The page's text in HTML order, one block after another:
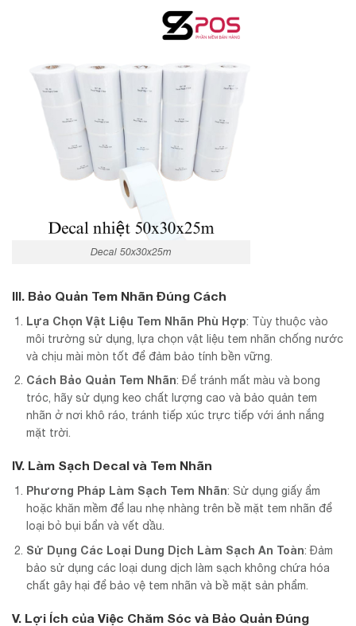
Decal 50x30x25m
III. Bảo Quản Tem Nhãn Đúng Cách
Lựa Chọn Vật Liệu Tem Nhãn Phù Hợp: Tùy thuộc vào
môi trường sử dụng, lựa chọn vật liệu tem nhãn chống nước
và chịu mài mòn tốt để đảm bảo tính bền vững.
Cách Bảo Quản Tem Nhãn: Để tránh mất màu và bong
tróc, hãy sử dụng keo chất lượng cao và bảo quản tem
nhãn ở nơi khô ráo, tránh tiếp xúc trực tiếp với ánh nắng
mặt trời.
IV. Làm Sạch Decal và Tem Nhãn
Phương Pháp Làm Sạch Tem Nhãn: Sử dụng giấy ẩm
hoặc khăn mềm để lau nhẹ nhàng trên bề mặt tem nhãn để
loại bỏ bụi bẩn và vết dầu.
Sử Dụng Các Loại Dung Dịch Làm Sạch An Toàn: Đảm
bảo sử dụng các loại dung dịch làm sạch không chứa hóa
chất gây hại để bảo vệ tem nhãn và bề mặt sản phẩm.
V. Lợi Ích của Việc Chăm Sóc và Bảo Quản Đúng